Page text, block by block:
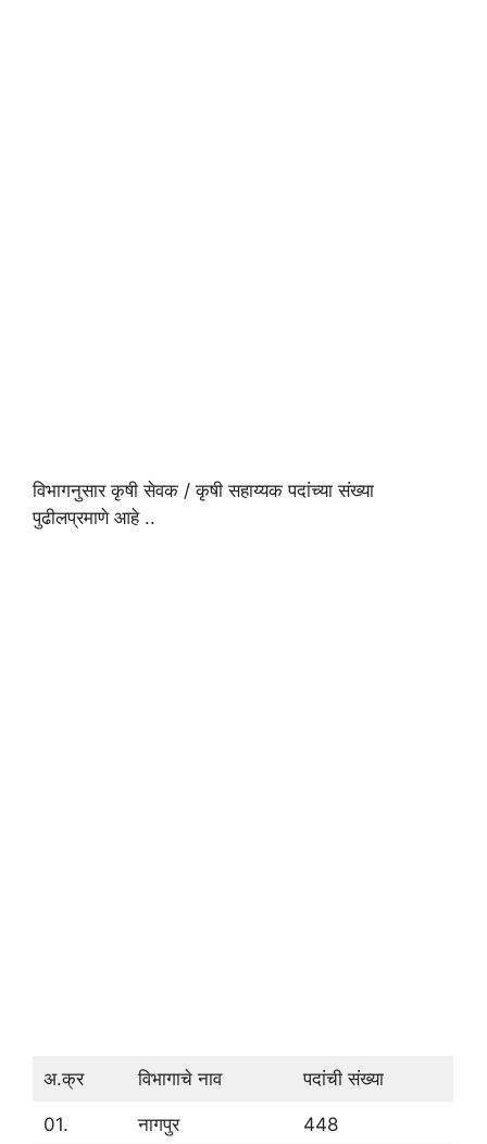
विभागनुसार कृषी सेवक / कृषी सहाय्यक पदांच्या संख्या
पुढीलप्रमाणे आहे ..
अ.क्र विभागाचे नाव पदांची संख्या
01. नागपुर 448